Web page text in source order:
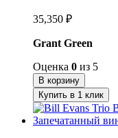
35,350 ₽
Grant Green
Оценка 0 из 5
В корзину
Купить в 1 клик